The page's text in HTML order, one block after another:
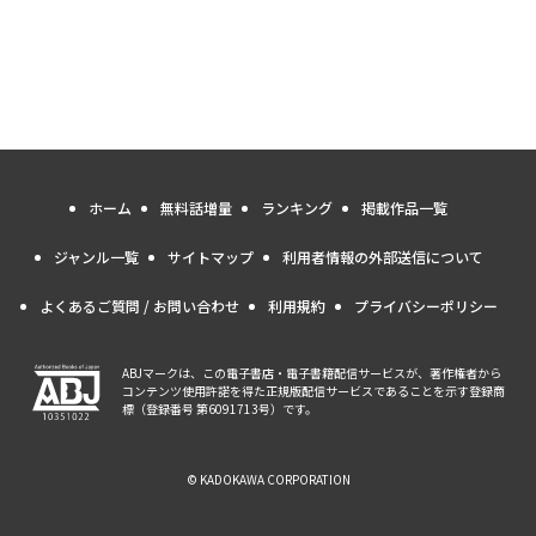
ホーム 無料話増量 ランキング 掲載作品一覧
ジャンル一覧 サイトマップ 利用者情報の外部送信について
よくあるご質問 / お問い合わせ 利用規約 プライバシーポリシー
ABJマークは、この電子書店・電子書籍配信サービスが、著作権者から
コンテンツ使用許諾を得た正規版配信サービスであることを示す登録商
標（登録番号 第6091713号）です。
© KADOKAWA CORPORATION